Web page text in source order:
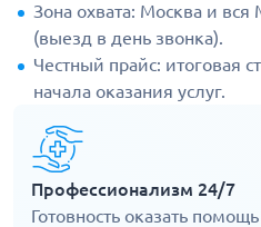
Зона охвата: Москва и вся
(выезд в день звонка).
Честный прайс: итоговая
начала оказания услуг.
Профессионализм 24/7
Готовность оказать